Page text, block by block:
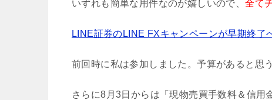
いずれも簡単な用件なのが嬉しいので、全て
LINE証券のLINE FXキャンペーンが早期終了
前回時に私は参加しました。予算があると思
さらに8月3日からは「現物売買手数料＆信用